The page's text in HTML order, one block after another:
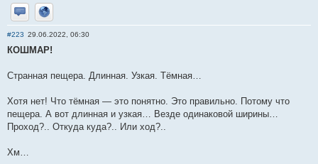
Отправить личное сообщение
Сайт
#223 29.06.2022, 06:30
КОШМАР!
Странная пещера. Длинная. Узкая. Тёмная…
Хотя нет! Что тёмная — это понятно. Это правильно. Потому что
пещера. А вот длинная и узкая… Везде одинаковой ширины…
Проход?.. Откуда куда?.. Или ход?..
Хм…